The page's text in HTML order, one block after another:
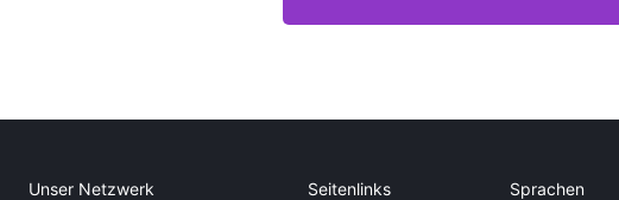
Unser Netzwerk Seitenlinks Sprachen